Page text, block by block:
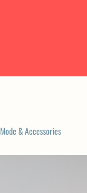
Mode & Accessories